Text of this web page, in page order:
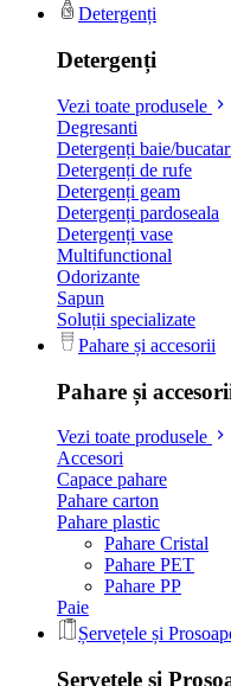
Detergenți
Detergenți
Vezi toate produsele
Degresanti
Detergenți baie/
Detergenți de rufe
Detergenți geam
Detergenți pardoseala
Detergenți vase
Multifunctional
Odorizante
Sapun
Soluții specializate
Pahare și accesorii
Pahare și
Vezi toate produsele
Accesori
Capace pahare
Pahare carton
Pahare plastic
Pahare Cristal
Pahare PET
Pahare PP
Paie
Șervețele și
Șervețele și